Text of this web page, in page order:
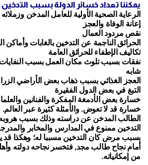
يمكننا تعداد خسائر الدولة بسبب التدخين
الرعاية الصحية الأولية للعامل المدخن وزملائه
إعانة الوفاة والعجز
نقص مردود العمال
الحرائق الناجمة عن التدخين بالغابات وأماكن
تكاليف الإطفاء للحرائق العامة
نفقات بسبب تلوث مكان العمل بسبب
شابه
العجز الغذائي بسبب ذهاب بعض الأراضي
التبغ في بعض الدول الفقيرة
خسارة بعض الأدمغة المفكرة والفنانين
خسارة قد لا تعوض. والأمثلة كثيرة عبر
الطالب المدخن عن دراسته وذلك بسبب
التدخين ممنوع في المدارس والمخابر
بسبب مرض كان التدخين مسببا له؛ وهكذا قد
أمام نجاح طالب مجد, فتخسر نجاحه دولته
من إمكانياته.